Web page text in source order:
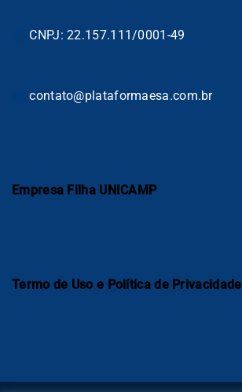
CNPJ: 22.157.111/0001-49
contato@plataformaesa.com.br
Empresa Filha UNICAMP
Termo de Uso e Política de Privacidade